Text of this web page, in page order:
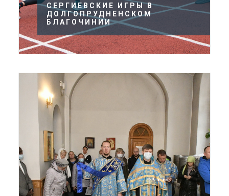
СЕРГИЕВСКИЕ ИГРЫ В
ДОЛГОПРУДНЕНСКОМ
БЛАГОЧИНИИ